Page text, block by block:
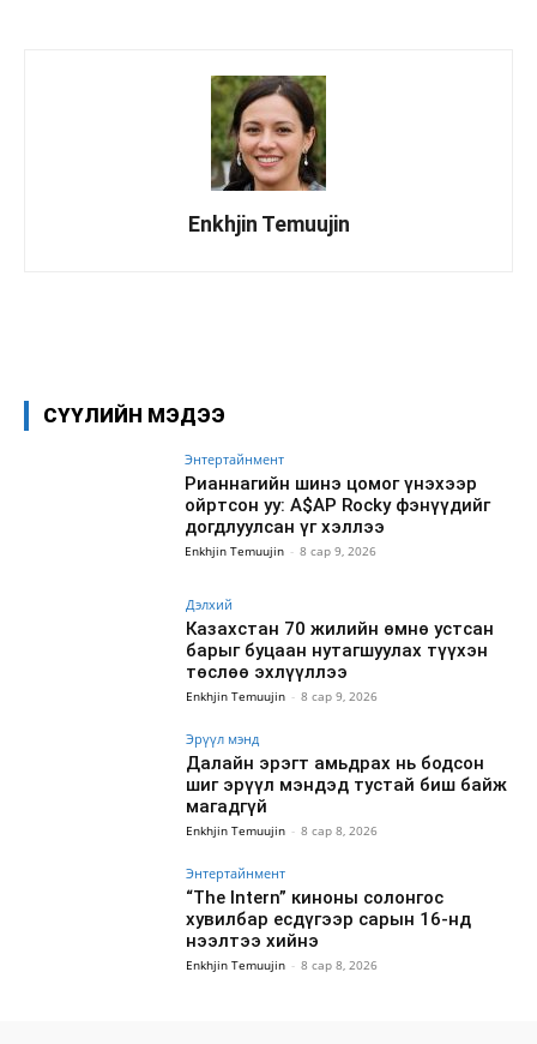
Enkhjin Temuujin
СҮҮЛИЙН МЭДЭЭ
Энтертайнмент
Рианнагийн шинэ цомог үнэхээр
ойртсон уу: A$AP Rocky фэнүүдийг
догдлуулсан үг хэллээ
Enkhjin Temuujin - 8 сар 9, 2026
Дэлхий
Казахстан 70 жилийн өмнө устсан
барыг буцаан нутагшуулах түүхэн
төслөө эхлүүллээ
Enkhjin Temuujin - 8 сар 9, 2026
Эрүүл мэнд
Далайн эрэгт амьдрах нь бодсон
шиг эрүүл мэндэд тустай биш байж
магадгүй
Enkhjin Temuujin - 8 сар 8, 2026
Энтертайнмент
“The Intern” киноны солонгос
хувилбар есдүгээр сарын 16-нд
нээлтээ хийнэ
Enkhjin Temuujin - 8 сар 8, 2026